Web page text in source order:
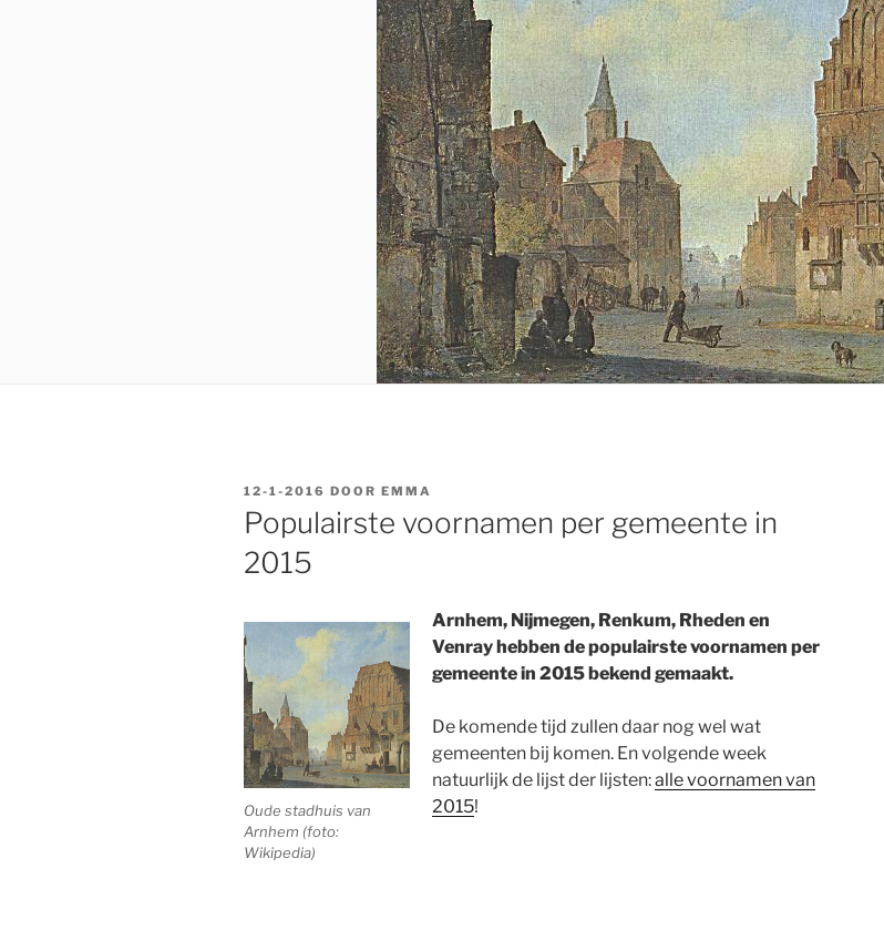
GEPLAATST
OP
12-1-2016 DOOR EMMA
Populairste voornamen per gemeente in
2015
Oude stadhuis van
Arnhem (foto:
Wikipedia)
Arnhem, Nijmegen, Renkum, Rheden en
Venray hebben de populairste voornamen per
gemeente in 2015 bekend gemaakt.
De komende tijd zullen daar nog wel wat
gemeenten bij komen. En volgende week
natuurlijk de lijst der lijsten:alle voornamen van
2015!